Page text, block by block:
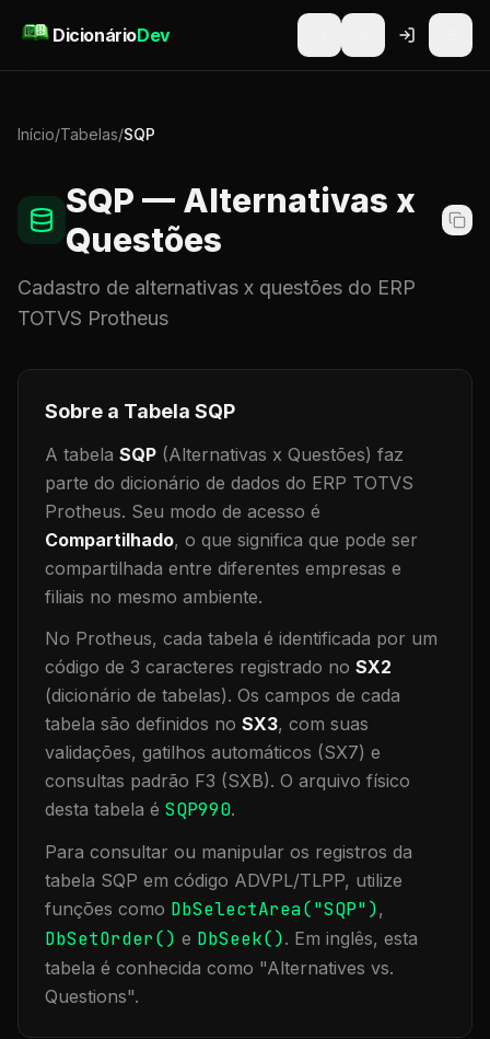
DicionárioDev
Início/Tabelas/SQP
SQP — Alternativas x
Questões
Cadastro de alternativas x questões do ERP
TOTVS Protheus
Sobre a Tabela SQP
A tabela SQP (Alternativas x Questões) faz
parte do dicionário de dados do ERP TOTVS
Protheus. Seu modo de acesso é
Compartilhado, o que significa que pode ser
compartilhada entre diferentes empresas e
filiais no mesmo ambiente.
No Protheus, cada tabela é identificada por um
código de 3 caracteres registrado no SX2
(dicionário de tabelas). Os campos de cada
tabela são definidos no SX3, com suas
validações, gatilhos automáticos (SX7) e
consultas padrão F3 (SXB). O arquivo físico
desta tabela é SQP990.
Para consultar ou manipular os registros da
tabela SQP em código ADVPL/TLPP, utilize
funções como DbSelectArea("SQP"),
DbSetOrder() e DbSeek(). Em inglês, esta
tabela é conhecida como "Alternatives vs.
Questions".